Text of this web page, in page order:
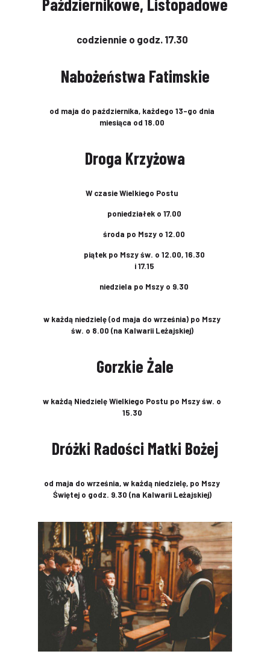
Październikowe, Listopadowe
codziennie o godz. 17.30
Nabożeństwa Fatimskie
od maja do października, każdego 13-go dnia
miesiąca od 18.00
Droga Krzyżowa
W czasie Wielkiego Postu
poniedziałek o 17.00
środa po Mszy o 12.00
piątek po Mszy św. o 12.00, 16.30
i 17.15
niedziela po Mszy o 9.30
w każdą niedzielę (od maja do września) po Mszy
św. o 8.00 (na Kalwarii Leżajskiej)
Gorzkie Żale
w każdą Niedzielę Wielkiego Postu po Mszy św. o
15.30
Dróżki Radości Matki Bożej
od maja do września, w każdą niedzielę, po Mszy
Świętej o godz. 9.30 (na Kalwarii Leżajskiej)